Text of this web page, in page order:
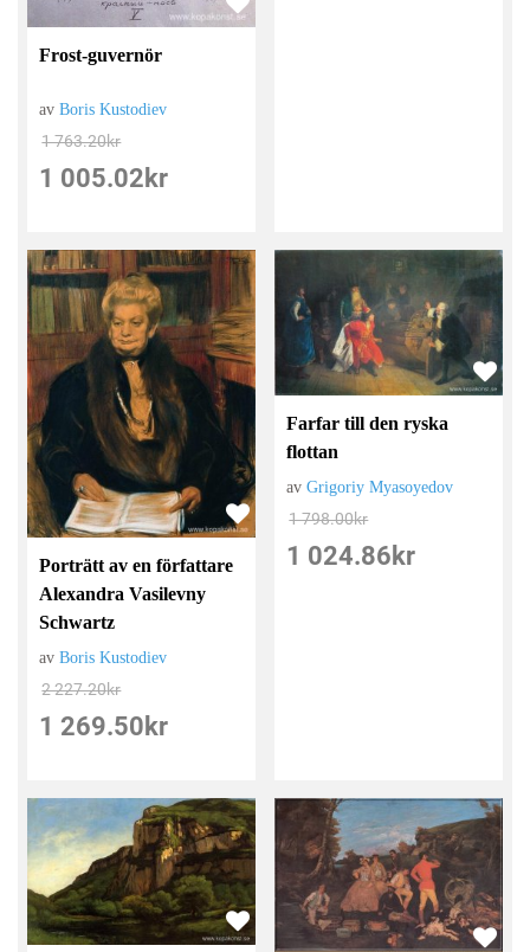
Frost-guvernör
avBoris Kustodiev
1 763.20kr
1 005.02 kr
Porträtt av en författare
Alexandra Vasilevny
Schwartz
avBoris Kustodiev
2 227.20kr
1 269.50 kr
Farfar till den ryska
flottan
avGrigoriy Myasoyedov
1 798.00kr
1 024.86 kr